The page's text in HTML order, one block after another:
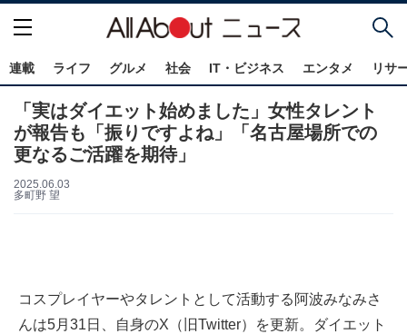
連載 ライフ グルメ 社会 IT・ビジネス エンタメ リサ
「実はダイエット始めました」女性タレント
が報告も「振りですよね」「名古屋場所での
更なるご活躍を期待」
2025.06.03
多町野 望
コスプレイヤーやタレントとして活動する阿波みなみさ
んは5月31日、自身のX（旧Twitter）を更新。ダイエット